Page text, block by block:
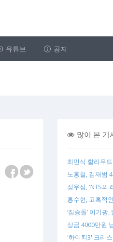
유튜브 공지
많이 본 기
최민식 할리우
노홍철, 김재범
정우성, 'NTS의
홍수현, 고혹적
‘짐승돌’ 이기광
상금 4000만원
'하이킥3' 크리